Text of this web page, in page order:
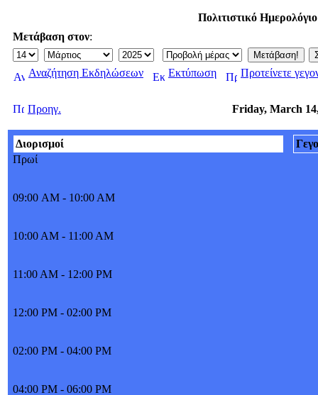
Πολιτιστικό
Μετάβαση στον:
Αναζήτηση Εκδηλώσεων Εκτύπωση Προτείνετε
Προηγ. Friday, March
Διορισμοί
Πρωί
09:00 AM - 10:00 AM
10:00 AM - 11:00 AM
11:00 AM - 12:00 PM
12:00 PM - 02:00 PM
02:00 PM - 04:00 PM
04:00 PM - 06:00 PM